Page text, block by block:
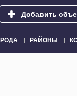
Добавить
РАЙОНЫ